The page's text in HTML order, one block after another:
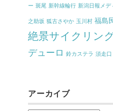
ー 斑尾 新幹線輪行 新潟日報メデ
之助坂 狐古さやか 玉川村 福島
絶景サイクリン
デューロ 鈴カステラ 須走口
アーカイブ